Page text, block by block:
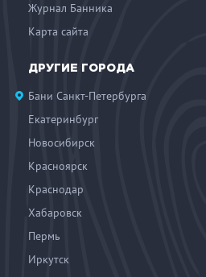
Журнал Банника
Карта сайта
ДРУГИЕ ГОРОДА
Бани Санкт-Петербурга
Екатеринбург
Новосибирск
Красноярск
Краснодар
Хабаровск
Пермь
Иркутск